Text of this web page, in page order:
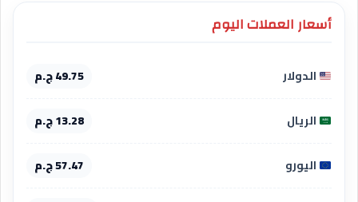
أسعار العملات اليوم
الدولار 49.75 ج.م
الريال 13.28 ج.م
اليورو 57.47 ج.م